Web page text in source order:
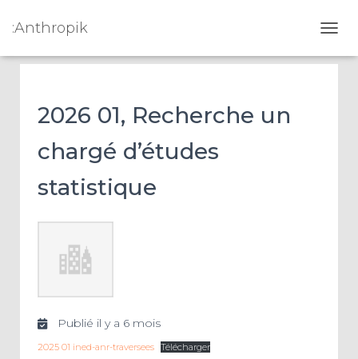
:Anthropik
2026 01, Recherche un
chargé d’études
statistique
Publié il y a 6 mois
2025 01 ined-anr-traversees Télécharger